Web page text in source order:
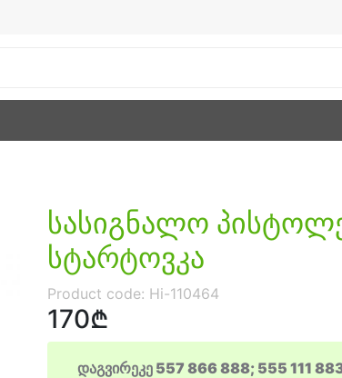
სასიგნალო
სტარტოვკა
Product code: Hi-110464
170₾
დაგვირეკე 557 866 888; 555 111